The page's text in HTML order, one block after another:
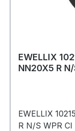
EWELLIX
NN20X5 R
EWELLIX
R N/S WPR CI